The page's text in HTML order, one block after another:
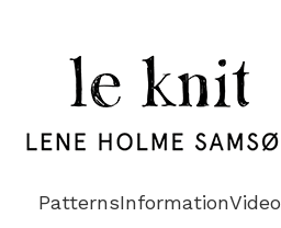
PatternsInformationVideo